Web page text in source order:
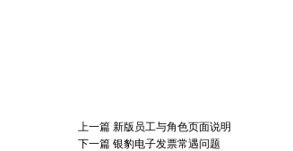
上一篇新版员工与角色页面说明
下一篇银豹电子发票常遇问题